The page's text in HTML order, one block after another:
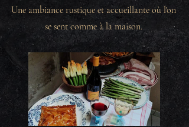
Une ambiance rustique et accueillante où l'on
se sent comme à la maison.